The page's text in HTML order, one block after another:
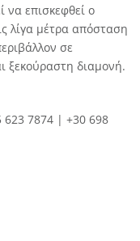
να επισκεφθεί ο
λίγα μέτρα απόσταση
σε
ξεκούραστη διαμονή.
623 7874 | +30 698